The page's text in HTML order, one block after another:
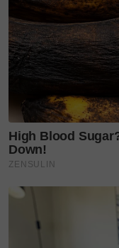
Jangan lupa
KUCING TOMKRAF
cawangan KK
secara online di
Golden Chicken
Ahmad's Fried